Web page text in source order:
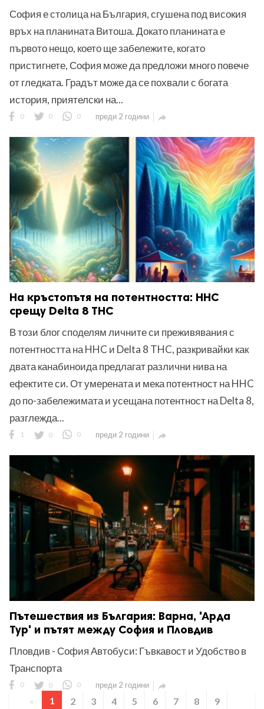
София е столица на България, сгушена под високия
връх на планината Витоша. Докато планината е
първото нещо, което ще забележите, когато
пристигнете, София може да предложи много повече
от гледката. Градът може да се похвали с богата
история, приятелски на...
0 0 0 преди 2 години 
На кръстопътя на потентността: HHC
срещу Delta 8 THC
В този блог споделям личните си преживявания с
потентността на HHC и Delta 8 THC, разкривайки как
двата канабиноида предлагат различни нива на
ефектите си. От умерената и мека потентност на HHC
до по-забележимата и усещана потентност на Delta 8,
разглежда...
1 0 0 преди 2 години 
Пътешествия из България: Варна, 'Арда
Тур' и пътят между София и Пловдив
Пловдив - София Автобуси: Гъвкавост и Удобство в
Транспорта
0 0 0 преди 2 години

«
1 2 3 4 5 6 7 8 9